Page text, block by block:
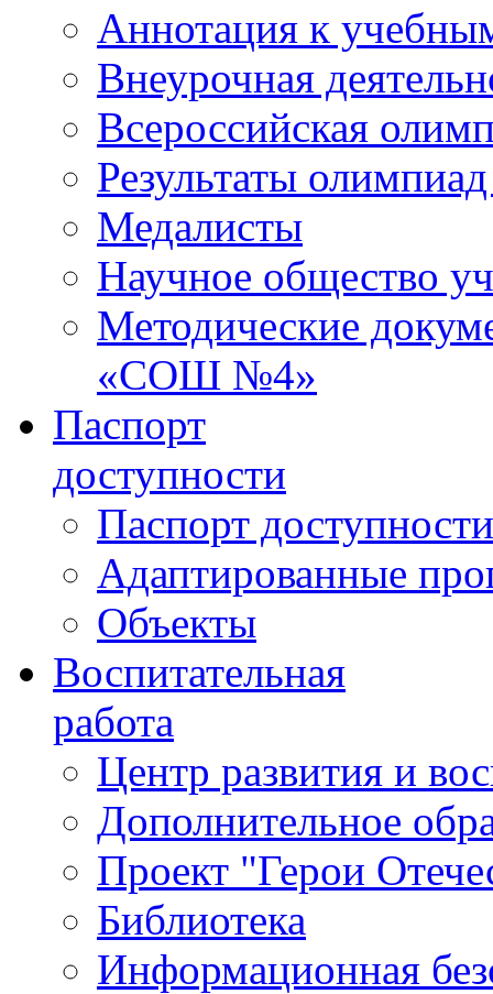
Аннотация к
Внеурочная
Всероссийская
Результаты
Медалисты
Научное общество
Методические
«СОШ №4»
Паспорт
доступности
Паспорт доступности
Адаптированные
Объекты
Воспитательная
работа
Центр развития и
Дополнительное
Проект "Герои
Библиотека
Информационная